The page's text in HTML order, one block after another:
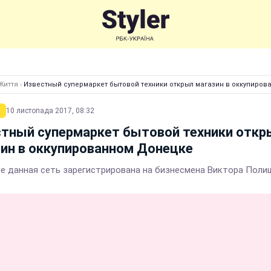
› Известный супермаркет бытовой техники открыл магазин в
10 листопада 2017, 08:32
супермаркет бытовой техники
в оккупированном Донецке
данная сеть зарегистрирована на бизнесмена Виктора